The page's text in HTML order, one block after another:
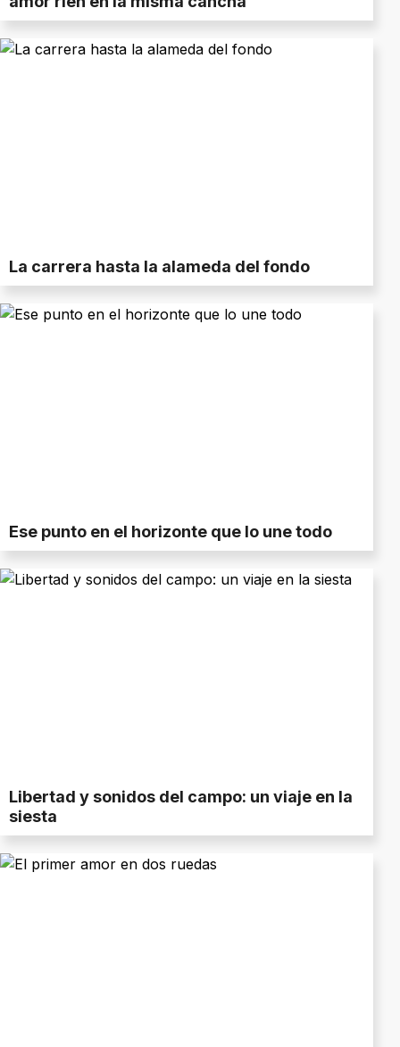
La carrera hasta la alameda del fondo
Ese punto en el horizonte que lo une todo
Libertad y sonidos del campo: un viaje en la
siesta